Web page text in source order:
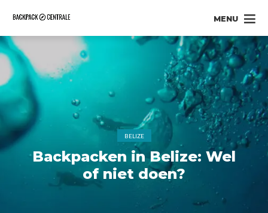
MENU
BELIZE
Backpacken in Belize: Wel
of niet doen?